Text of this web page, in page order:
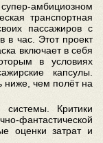
амбициозном
транспортная
пассажиров с
в час. Этот проект
включает в себя
в условиях
капсулы.
ниже, чем полёт на
Критики
фантастической
оценки затрат и